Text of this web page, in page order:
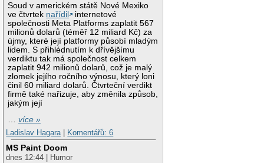
Soud v americkém státě Nové Mexiko
ve čtvrtek nařídil
internetové
společnosti Meta Platforms zaplatit 567
milionů dolarů (téměř 12 miliard Kč) za
újmy, které její platformy působí mladým
lidem. S přihlédnutím k dřívějšímu
verdiktu tak má společnost celkem
zaplatit 942 milionů dolarů, což je malý
zlomek jejího ročního výnosu, který loni
činil 60 miliard dolarů. Čtvrteční verdikt
firmě také nařizuje, aby změnila způsob,
jakým její
…více »
Ladislav Hagara
Komentářů: 6
MS Paint Doom
dnes 12:44 | Humor